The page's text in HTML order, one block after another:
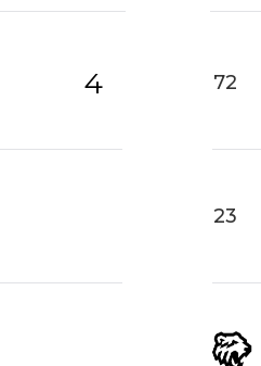
4 72
23